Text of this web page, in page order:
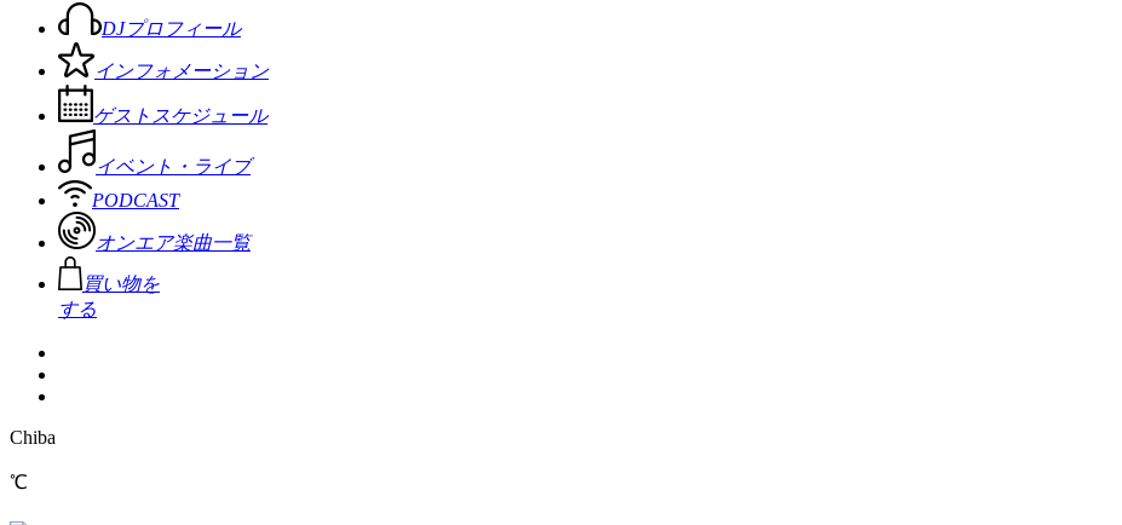
DJプロフィール
インフォメーション
ゲストスケジュール
イベント・ライブ
PODCAST
オンエア楽曲一覧
買い物を
する
Chiba
℃